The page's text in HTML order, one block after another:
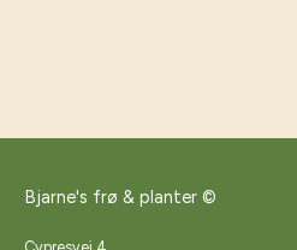
Bjarne's frø & planter ©